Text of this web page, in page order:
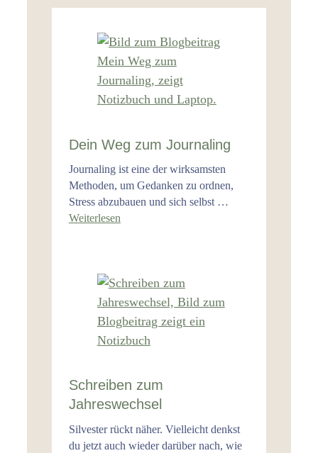
Dein Weg zum Journaling
Journaling ist eine der wirksamsten
Methoden, um Gedanken zu ordnen,
Stress abzubauen und sich selbst …
Weiterlesen
Schreiben zum
Jahreswechsel
Silvester rückt näher. Vielleicht denkst
du jetzt auch wieder darüber nach, wie